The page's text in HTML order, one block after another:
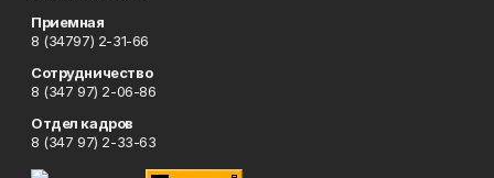
Приемная
8 (34797) 2-31-66
Сотрудничество
8 (347 97) 2-06-86
Отдел кадров
8 (347 97) 2-33-63